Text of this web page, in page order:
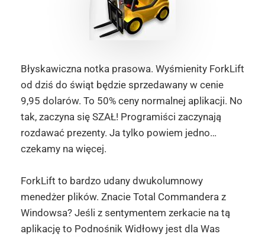
Błyskawiczna notka prasowa. Wyśmienity ForkLift
od dziś do świąt będzie sprzedawany w cenie
9,95 dolarów. To 50% ceny normalnej aplikacji. No
tak, zaczyna się SZAŁ! Programiści zaczynają
rozdawać prezenty. Ja tylko powiem jedno…
czekamy na więcej.
ForkLift to bardzo udany dwukolumnowy
menedżer plików. Znacie Total Commandera z
Windowsa? Jeśli z sentymentem zerkacie na tą
aplikację to Podnośnik Widłowy jest dla Was